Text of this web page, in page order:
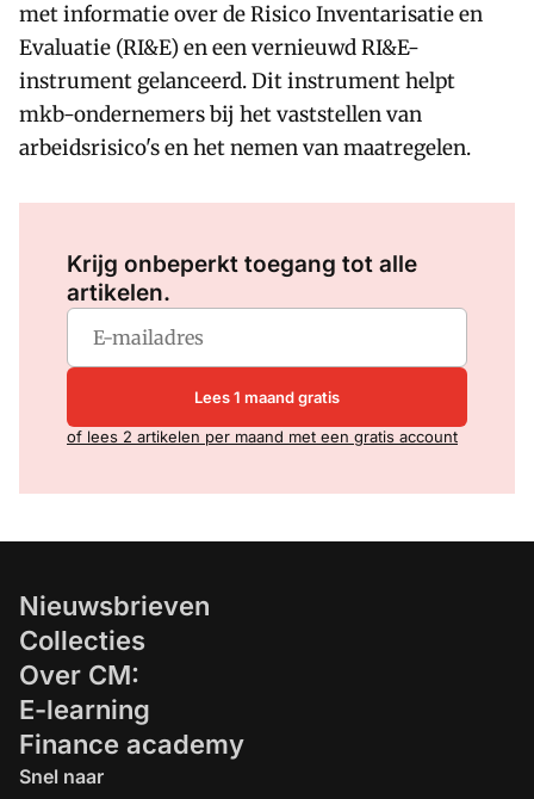
met informatie over de Risico Inventarisatie en
Evaluatie (RI&E) en een vernieuwd RI&E-
instrument gelanceerd. Dit instrument helpt
mkb-ondernemers bij het vaststellen van
arbeidsrisico's en het nemen van maatregelen.
Krijg onbeperkt toegang tot alle
artikelen.
Lees 1 maand gratis
of lees 2 artikelen per maand met een gratis account
Nieuwsbrieven
Collecties
Over CM:
E-learning
Finance academy
Snel naar